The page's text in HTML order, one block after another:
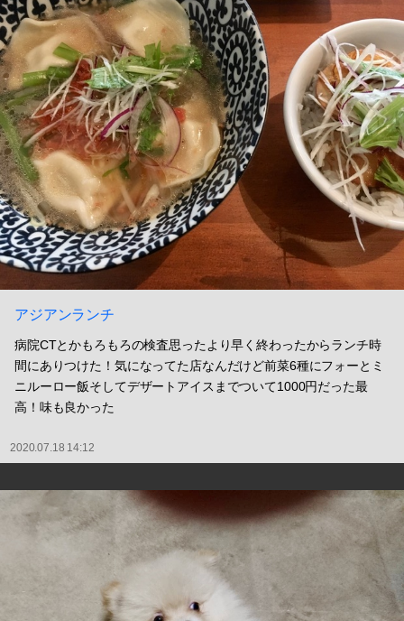
アジアンランチ
病院CTとかもろもろの検査思ったより早く終わったからランチ時
間にありつけた！気になってた店なんだけど前菜6種にフォーとミ
ニルーロー飯そしてデザートアイスまでついて1000円だった最
高！味も良かった
2020.07.18 14:12